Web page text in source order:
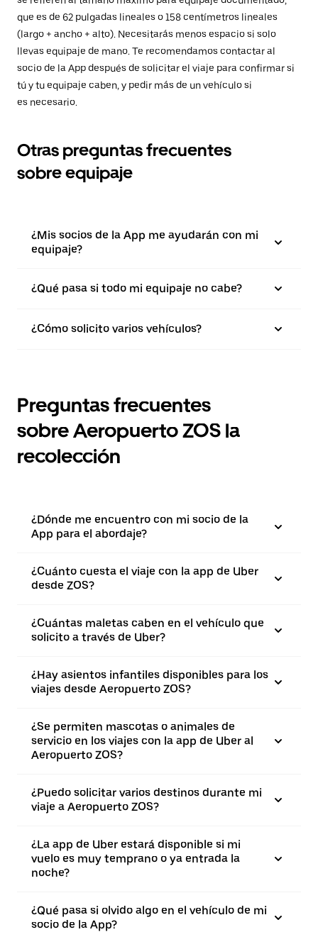
que es de 62 pulgadas lineales o 158 centímetros lineales
(largo + ancho + alto). Necesitarás menos espacio si solo
llevas equipaje de mano. Te recomendamos contactar al
socio de la App después de solicitar el viaje para confirmar si
tú y tu equipaje caben, y pedir más de un vehículo si
es necesario.
Otras preguntas frecuentes
sobre equipaje
¿Mis socios de la App me ayudarán con mi
equipaje?
¿Qué pasa si todo mi equipaje no cabe?
¿Cómo solicito varios vehículos?
Preguntas frecuentes
sobre Aeropuerto ZOS la
recolección
¿Dónde me encuentro con mi socio de la
App para el abordaje?
¿Cuánto cuesta el viaje con la app de Uber
desde ZOS?
¿Cuántas maletas caben en el vehículo que
solicito a través de Uber?
¿Hay asientos infantiles disponibles para los
viajes desde Aeropuerto ZOS?
¿Se permiten mascotas o animales de
servicio en los viajes con la app de Uber al
Aeropuerto ZOS?
¿Puedo solicitar varios destinos durante mi
viaje a Aeropuerto ZOS?
¿La app de Uber estará disponible si mi
vuelo es muy temprano o ya entrada la
noche?
¿Qué pasa si olvido algo en el vehículo de mi
socio de la App?